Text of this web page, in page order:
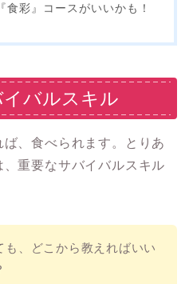
食彩』コースがいいかも！
バルスキル
、食べられます。とりあ
重要なサバイバルスキル
も、どこから教えればいい